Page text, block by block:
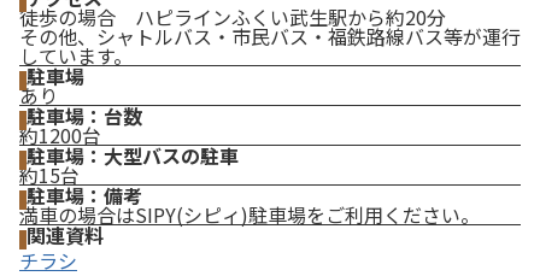
徒歩の場合 ハピラインふくい武生駅から約20分
その他、シャトルバス・市民バス・福鉄路線バス等が運行
しています。
駐車場
あり
駐車場：台数
約1200台
駐車場：大型バスの駐車
約15台
駐車場：備考
満車の場合はSIPY(シピィ)駐車場をご利用ください。
関連資料
チラシ